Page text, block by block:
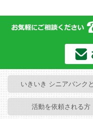
いきいき シニアバンク
活動を依頼される方